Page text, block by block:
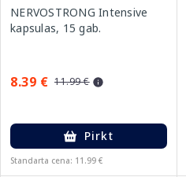
NERVOSTRONG Intensive
kapsulas, 15 gab.
8.39 € 11.99 €
Pirkt
Standarta cena: 11.99 €